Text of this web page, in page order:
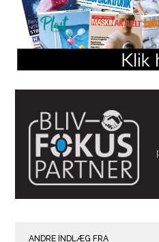
ANDRE INDLÆG FRA